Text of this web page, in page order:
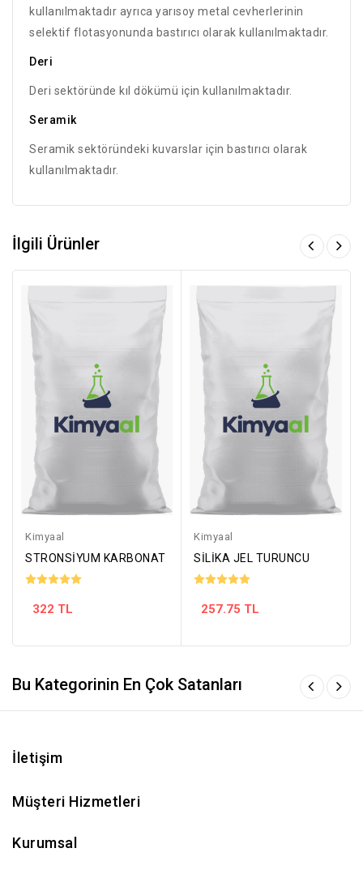
kullanılmaktadır ayrıca yarısoy metal cevherlerinin
selektif flotasyonunda bastırıcı olarak kullanılmaktadır.
Deri
Deri sektöründe kıl dökümü için kullanılmaktadır.
Seramik
Seramik sektöründeki kuvarslar için bastırıcı olarak
kullanılmaktadır.
İlgili Ürünler
Kimyaal
STRONSİYUM KARBONAT
322 TL
Kimyaal
SİLİKA JEL TURUNCU
257.75 TL
Bu Kategorinin En Çok Satanları
İletişim
Müşteri Hizmetleri
Kurumsal